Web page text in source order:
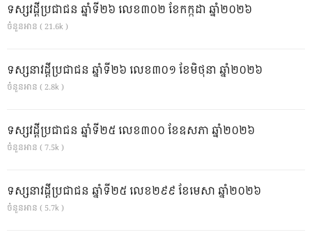
ទស្សវដ្តីប្រជាជន ឆ្នាំទី២៦ លេខ៣០២ ខែកក្កដា ឆ្នាំ២០២៦
ចំនួនអាន ( 21.6k )
ទស្សនាវដ្ដីប្រជាជន ឆ្នាំទី២៦ លេខ៣០១ ខែមិថុនា ឆ្នាំ២០២៦
ចំនួនអាន ( 2.8k )
ទស្សវដ្តីប្រជាជន ឆ្នាំទី២៥ លេខ៣០០ ខែឧសភា ឆ្នាំ២០២៦
ចំនួនអាន ( 7.5k )
ទស្សនាវដ្ដីប្រជាជន ឆ្នាំទី២៥ លេខ២៩៩ ខែមេសា ឆ្នាំ២០២៦
ចំនួនអាន ( 5.7k )